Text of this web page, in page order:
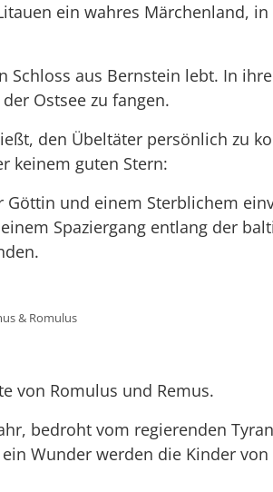
ein wahres Märchenland, in
Schloss aus Bernstein lebt. In
Ostsee zu fangen.
den Übeltäter persönlich zu
keinem guten Stern:
und einem Sterblichem
Spaziergang entlang der
& Romulus
von Romulus und Remus.
bedroht vom regierenden
Wunder werden die Kinder